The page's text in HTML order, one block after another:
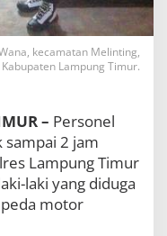
kecamatan Melinting,
Kabupaten Lampung Timur.
– Personel
sampai 2 jam
Lampung Timur
laki yang diduga
motor